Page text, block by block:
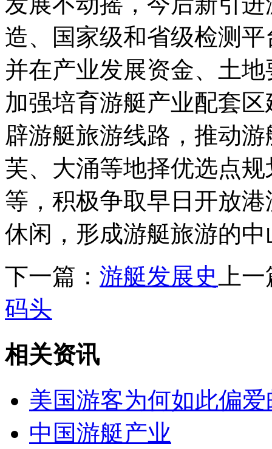
造、国家级和省级检测
并在产业发展资金、土
加强培育游艇产业配套
辟游艇旅游线路，推动
芙、大涌等地择优选点
等，积极争取早日开放
休闲，形成游艇旅游的
下一篇： 游艇发展史
上
码头
相关资讯
美国游客为何如此偏
中国游艇产业